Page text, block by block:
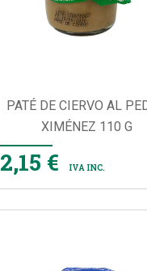
PATÉ DE CIERVO AL
XIMÉNEZ 110 G
2,15 € IVA INC.